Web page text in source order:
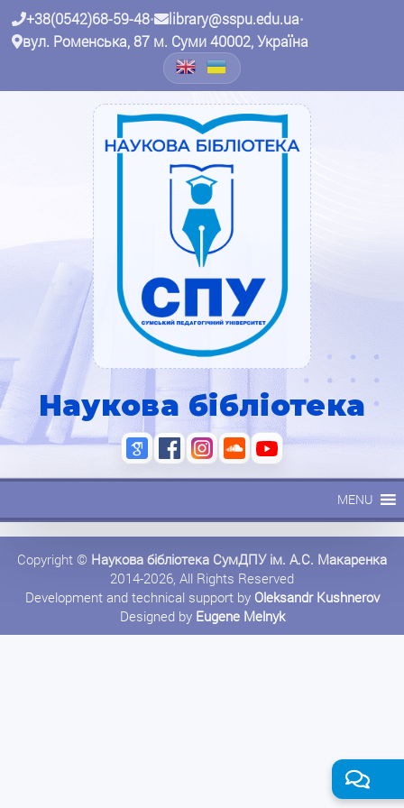
+38(0542)68-59-48• library@sspu.edu.ua•
вул. Роменська, 87 м. Суми 40002, Україна
Наукова бібліотека
MENU
Copyright © Наукова бібліотека СумДПУ ім. А.С. Макаренка
2014-2026, All Rights Reserved
Development and technical support by Oleksandr Kushnerov
Designed by Eugene Melnyk